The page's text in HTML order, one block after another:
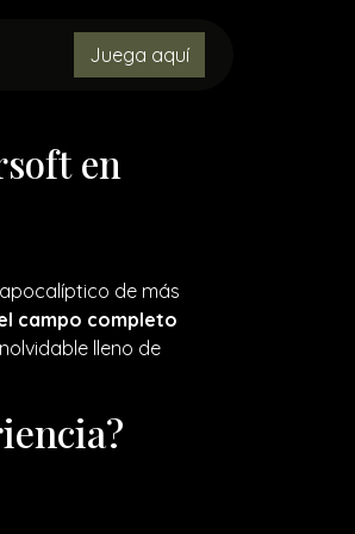
OBJETOS PERDIDOS
Juega aquí
en
de más
campo completo
lleno de